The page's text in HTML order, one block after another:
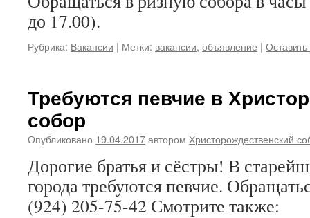
до 17.00).
Рубрика: Вакансии | Метки: вакансии, объявление |
Требуются певчие в
собор
Опубликовано 19.04.2017автором Христорождественский
Дорогие братья и сёстры! В
города требуются певчие.
(924) 205-75-42 Смотрите также: